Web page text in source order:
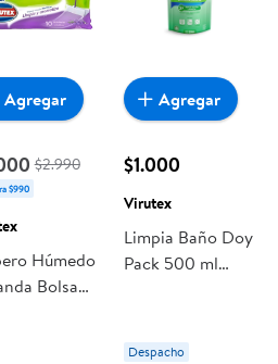
$2.990
$990
Húmedo
Bolsa
Agregar
$1.000
Virutex
Limpia Baño Doy
Pack 500 ml
Despacho
Agregar